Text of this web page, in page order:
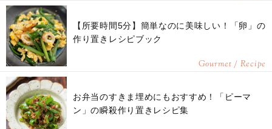
【所要時間5分】簡単なのに美味しい！「卵」の
作り置きレシピブック
Gourmet / Recipe
お弁当のすきま埋めにもおすすめ！「ピーマ
ン」の瞬殺作り置きレシピ集